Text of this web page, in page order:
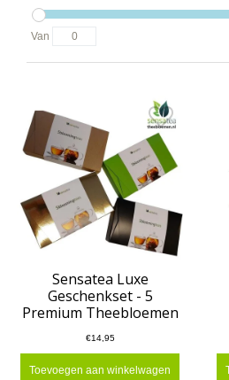
Van
Sensatea Luxe
Geschenkset - 5
Premium Theebloemen
€14,95
Toevoegen aan winkelwagen